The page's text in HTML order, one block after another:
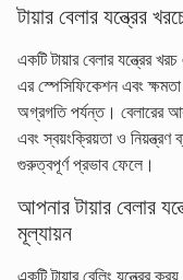
টায়ার বেলার যন্ত্রের
একটি টায়ার বেলার যন্ত্রের
এর স্পেসিফিকেশন এবং
অগ্রগতি পর্যন্ত। বেলারের
এবং স্বয়ংক্রিয়তা ও
গুরুত্বপূর্ণ প্রভাব ফেলে।
আপনার টায়ার বেলার
মূল্যায়ন